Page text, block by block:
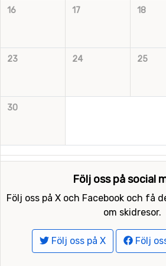
16 17 18
23 24 25
30
Följ oss på social
Följ oss på X och Facebook och få
om skidresor.
Följ oss på X Följ